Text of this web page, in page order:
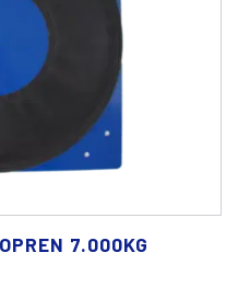
7.000KG